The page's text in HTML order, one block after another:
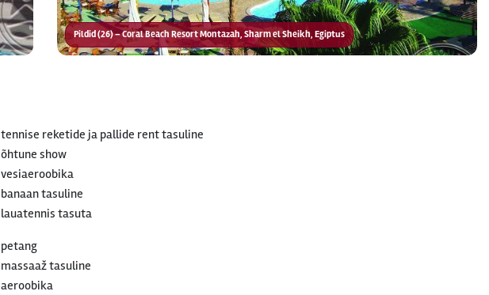
Pildid (26) – Coral Beach Resort Montazah, Sharm el Sheikh, Egiptus
tennise reketide ja pallide rent tasuline
õhtune show
vesiaeroobika
banaan tasuline
lauatennis tasuta
petang
massaaž tasuline
aeroobika